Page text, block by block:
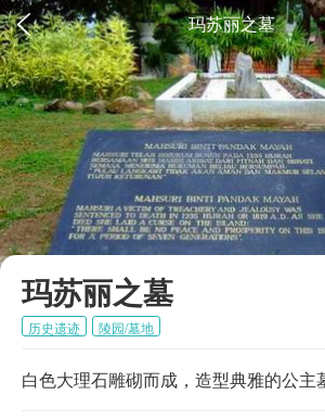
 玛苏丽之墓
玛苏丽之墓
历史遗迹 陵园/墓地
白色大理石雕砌而成，造型典雅的公主